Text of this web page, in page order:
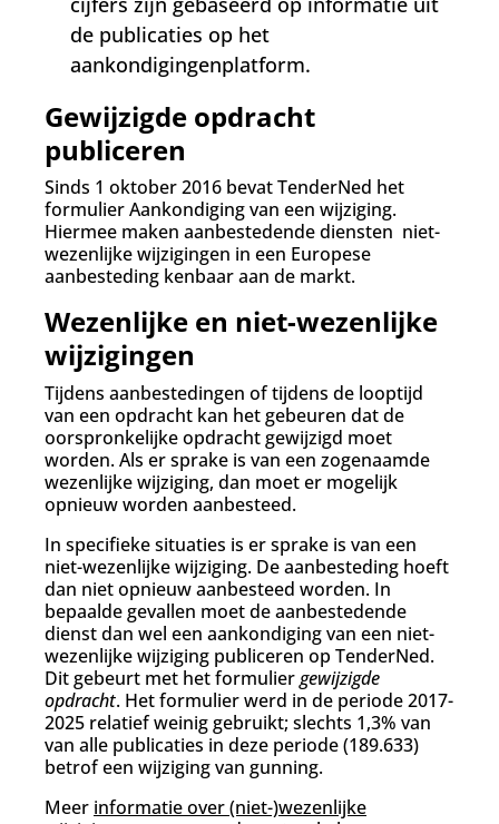
de publicaties op het
aankondigingenplatform.
Gewijzigde opdracht
publiceren
Sinds 1 oktober 2016 bevat TenderNed het
formulier Aankondiging van een wijziging.
Hiermee maken aanbestedende diensten niet-
wezenlijke wijzigingen in een Europese
aanbesteding kenbaar aan de markt.
Wezenlijke en niet-wezenlijke
wijzigingen
Tijdens aanbestedingen of tijdens de looptijd
van een opdracht kan het gebeuren dat de
oorspronkelijke opdracht gewijzigd moet
worden. Als er sprake is van een zogenaamde
wezenlijke wijziging, dan moet er mogelijk
opnieuw worden aanbesteed.
In specifieke situaties is er sprake is van een
niet-wezenlijke wijziging. De aanbesteding hoeft
dan niet opnieuw aanbesteed worden. In
bepaalde gevallen moet de aanbestedende
dienst dan wel een aankondiging van een niet-
wezenlijke wijziging publiceren op TenderNed.
Dit gebeurt met het formuliergewijzigde
opdracht. Het formulier werd in de periode 2017-
2025 relatief weinig gebruikt; slechts 1,3% van
van alle publicaties in deze periode (189.633)
betrof een wijziging van gunning.
Meer informatie over (niet-)wezenlijke